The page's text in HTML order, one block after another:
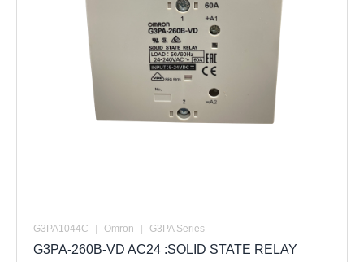
G3PA1044C Omron G3PA Series
G3PA-260B-VD AC24 :SOLID STATE RELAY